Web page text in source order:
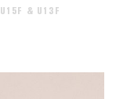
& U13F